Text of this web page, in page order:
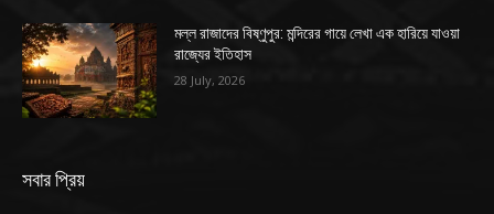
মল্ল রাজাদের বিষ্ণুপুর: মন্দিরের গায়ে লেখা এক হারিয়ে যাওয়া
রাজ্যের ইতিহাস
28 July, 2026
সবার প্রিয়